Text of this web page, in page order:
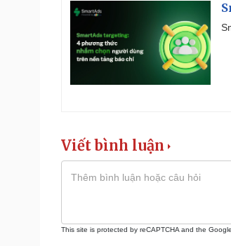
Viết bình luận
This site is protected by reCAPTCHA and the Google